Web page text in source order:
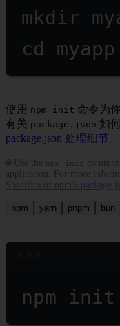
mkdir
cd
myapp
使用 npm init 命令为
有关 package.json 如
package.json 处理细节。
🌐 Use the npm init
application. For more
Specifics of npm’s
npm yarn pnpm bun
npm init